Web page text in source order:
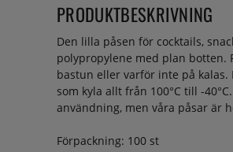
PRODUKTBESKRIVNING
Den lilla påsen för cocktails,
polypropylene med plan botten.
bastun eller varför inte på
som kyla allt från 100°C till -
användning, men våra påsar är
Förpackning: 100 st